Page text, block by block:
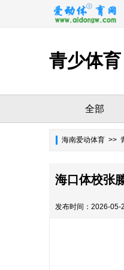
青少体育
全部
海南爱动体育 >>
海口体校张
发布时间：2026-